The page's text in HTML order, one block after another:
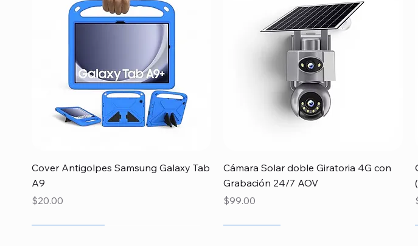
Vista rápida
Cover Antigolpes Samsung Galaxy Tab
A9
Precio
$20.00
Vista rápida
Cámara Solar doble Giratoria 4G con
Grabación 24/7 AOV
Precio
$99.00